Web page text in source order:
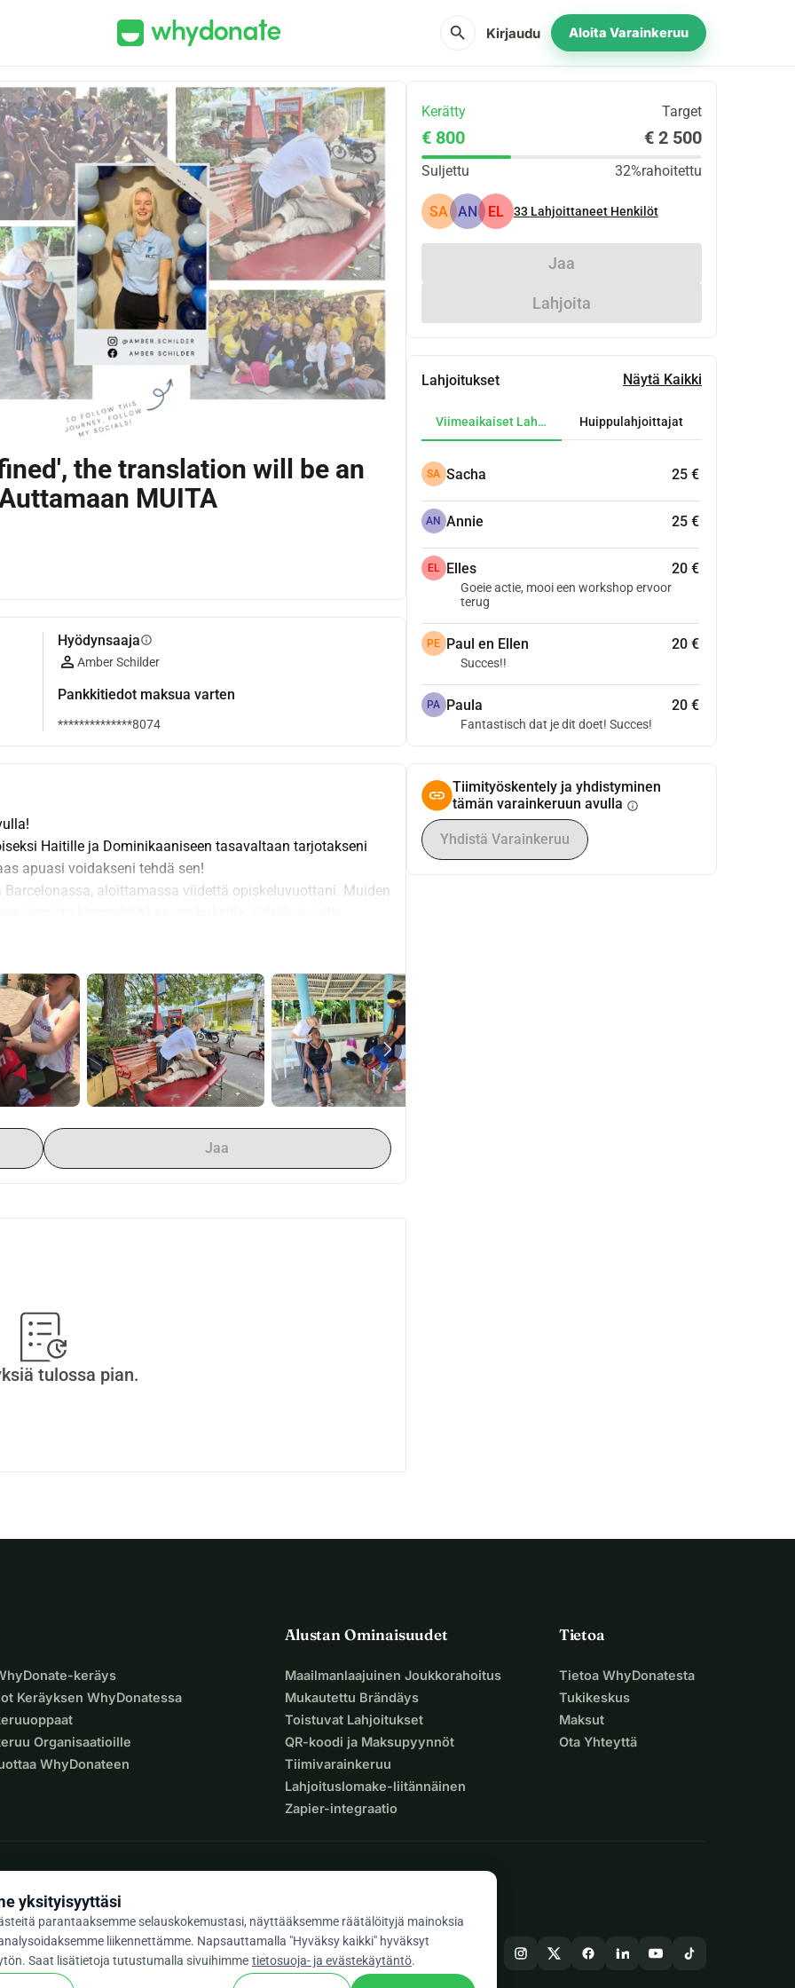
search Kirjaudu Aloita Varainkeruu
the translation will be an
MUITA
Hyödynsaajainfo
Amber Schilder
Pankkitiedot maksua varten
**************8074
Haitille ja Dominikaaniseen tasavaltaan tarjotakseni
apuasi voidakseni tehdä sen!
aloittamassa viidettä opiskeluvuottani. Muiden
Aivan kuten viime vuonna, vierailemme kouluissa,
terveydenhuoltoa ei käytännössä ole siellä, koska ihmiset
ihmisiltä ja voimme todella auttaa ehkäisemään
opiskelija ja tämä vapaaehtoistyö on melko kallis, etsin
kuluni. Matkustaessani tuon myös mukanani
Tuon niin paljon kuin voin mukanani.
Volendamissa Hollannissa, järjestän
kaikki tähän tarkoitukseen. Ne, jotka ovat lähellä,
tästä voi löytää ja seurata sosiaalisen mediani kautta.
Jaa
tulossa pian.
Kerätty Target
€ 800 € 2 500
Suljettu 32%rahoitettu
SA AN EL 33 Lahjoittaneet Henkilöt
Jaa
Lahjoita
Lahjoitukset Näytä Kaikki
Viimeaikaiset LahjoituksetHuippulahjoittajat
SA Sacha 25 €
AN Annie 25 €
EL Elles 20 €
Goeie actie, mooi een workshop ervoor
terug
PE Paul en Ellen 20 €
Succes!!
PA Paula 20 €
Fantastisch dat je dit doet! Succes!
Tiimityöskentely ja yhdistyminen
tämän varainkeruun avulla info
Yhdistä Varainkeruu
keräys
Keräyksen WhyDonatessa
Organisaatioille
WhyDonateen
Alustan Ominaisuudet
Maailmanlaajuinen Joukkorahoitus
Mukautettu Brändäys
Toistuvat Lahjoitukset
QR-koodi ja Maksupyynnöt
Tiimivarainkeruu
Lahjoituslomake-liitännäinen
Zapier-integraatio
Tietoa
Tietoa WhyDonatesta
Tukikeskus
Maksut
Ota Yhteyttä
/ 5 yli 500 arvostelun perusteella
yksityisyyttäsi
parantaaksemme selauskokemustasi, näyttääksemme räätälöityjä mainoksia
liikennettämme. Napsauttamalla "Hyväksy kaikki" hyväksyt
Saat lisätietoja tutustumalla sivuihimme tietosuoja- ja evästekäytäntö.